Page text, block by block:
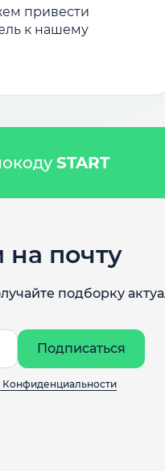
привести
к нашему
START
почту
подборку
Подписаться
Конфиденциальности